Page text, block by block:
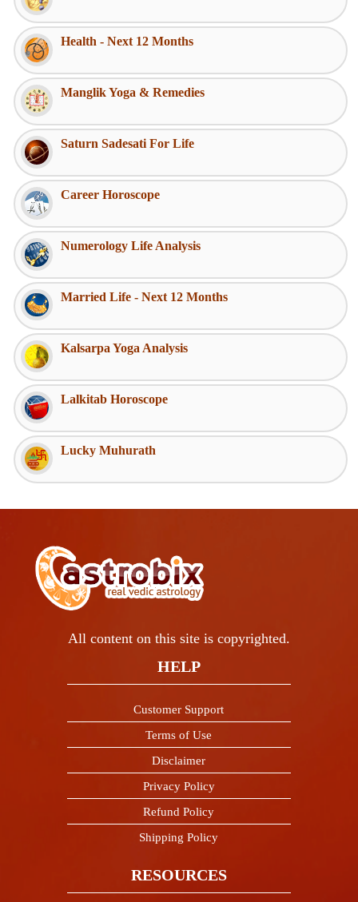
Health - Next 12 Months
Manglik Yoga & Remedies
Saturn Sadesati For Life
Career Horoscope
Numerology Life Analysis
Married Life - Next 12 Months
Kalsarpa Yoga Analysis
Lalkitab Horoscope
Lucky Muhurath
All content on this site is copyrighted.
HELP
Customer Support
Terms of Use
Disclaimer
Privacy Policy
Refund Policy
Shipping Policy
RESOURCES